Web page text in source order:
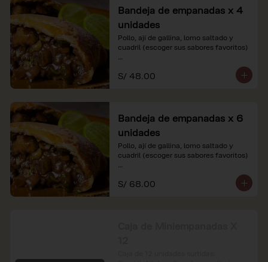
Bandeja de empanadas x 4
unidades
Pollo, ají de gallina, lomo saltado y
cuadril (escoger sus sabores favoritos)
*Nuestros precios están expresados en
soles e incluyen impuestos de ley y
S/ 48.00
Bandeja de empanadas x 6
unidades
Pollo, ají de gallina, lomo saltado y
cuadril (escoger sus sabores favoritos)
*Nuestros precios están expresados en
soles e incluyen impuestos de ley y
S/ 68.00